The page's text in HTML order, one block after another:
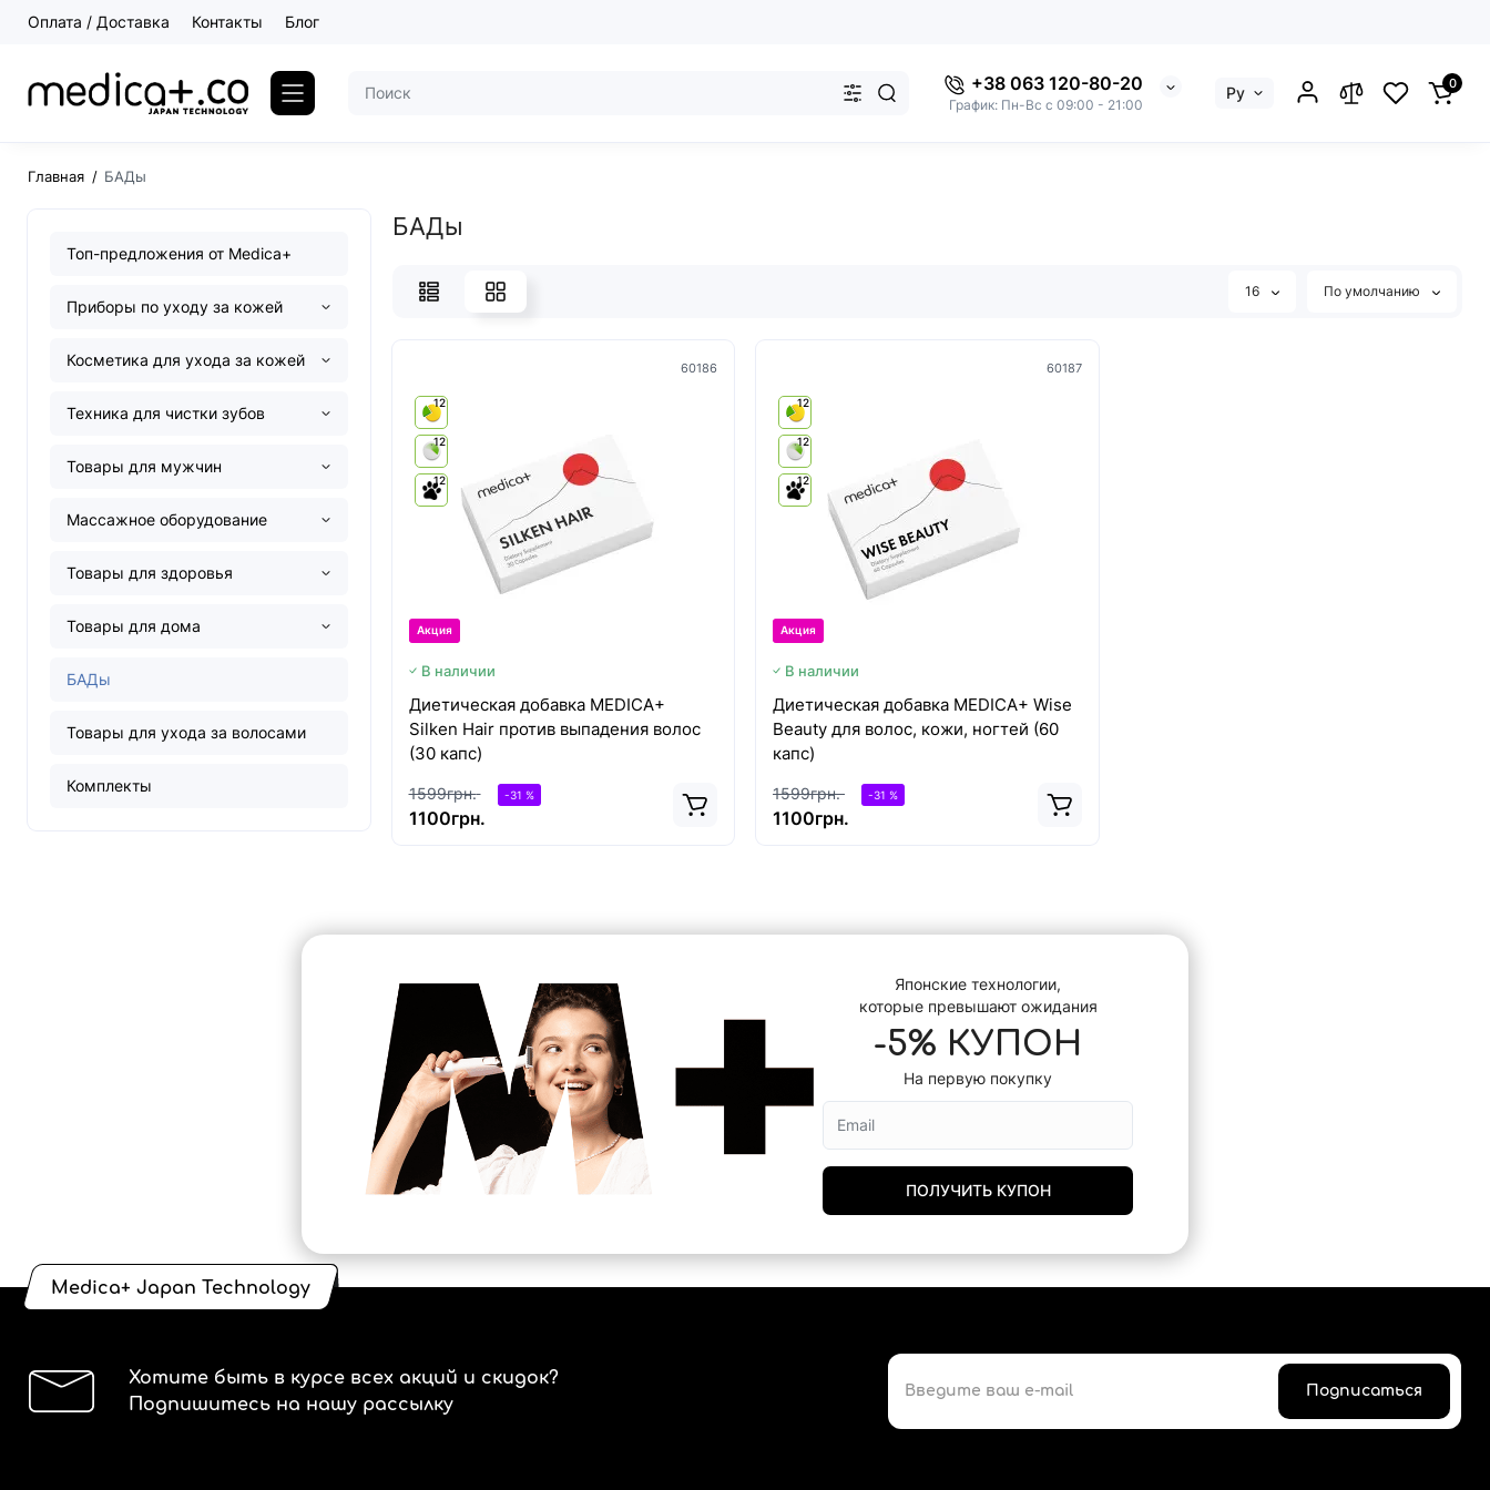
Оплата / Доставка Контакты Блог
+38 063 120-80-20
График: Пн-Вс с 09:00 - 21:00
Ру 0
Главная БАДы
Топ-предложения от Medica+
Приборы по уходу за кожей
Косметика для ухода за кожей
Техника для чистки зубов
Товары для мужчин
Массажное оборудование
Товары для здоровья
Товары для дома
БАДы
Товары для ухода за волосами
Комплекты
БАДы
16 По умолчанию
60186
12
12
12
Акция
В наличии
Диетическая добавка MEDICA+
Silken Hair против выпадения волос
(30 капс)
1599грн. -31 %
1100грн.
60187
12
12
12
Акция
В наличии
Диетическая добавка MEDICA+ Wise
Beauty для волос, кожи, ногтей (60
капс)
1599грн. -31 %
1100грн.
Японские технологии,
которые превышают ожидания
-5% КУПОН
На первую покупку
ПОЛУЧИТЬ КУПОН
Medica+ Japan Technology
Хотите быть в курсе всех акций и скидок?
Подпишитесь на нашу рассылку
Подписаться